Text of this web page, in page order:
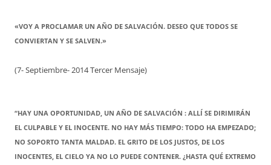
«VOY A PROCLAMAR UN AÑO DE SALVACIÓN. DESEO QUE TODOS SE
CONVIERTAN Y SE SALVEN.»
(7- Septiembre- 2014 Tercer Mensaje)
“HAY UNA OPORTUNIDAD, UN AÑO DE SALVACIÓN : ALLÍ SE DIRIMIRÁN
EL CULPABLE Y EL INOCENTE. NO HAY MÁS TIEMPO: TODO HA EMPEZADO;
NO SOPORTO TANTA MALDAD. EL GRITO DE LOS JUSTOS, DE LOS
INOCENTES, EL CIELO YA NO LO PUEDE CONTENER. ¿HASTA QUÉ EXTREMO